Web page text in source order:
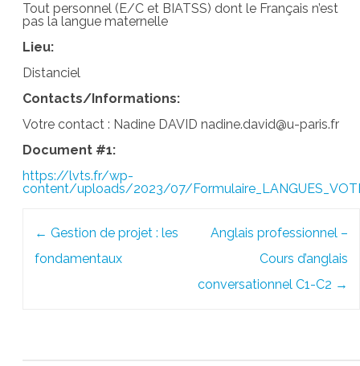
Tout personnel (E/C et BIATSS) dont le Français n’est
pas la langue maternelle
Lieu:
Distanciel
Contacts/Informations:
Votre contact : Nadine DAVID nadine.david@u-paris.fr
Document #1:
https://lvts.fr/wp-
content/uploads/2023/07/
← Gestion de projet : les
fondamentaux
Anglais professionnel –
Cours d’anglais
conversationnel C1-C2 →